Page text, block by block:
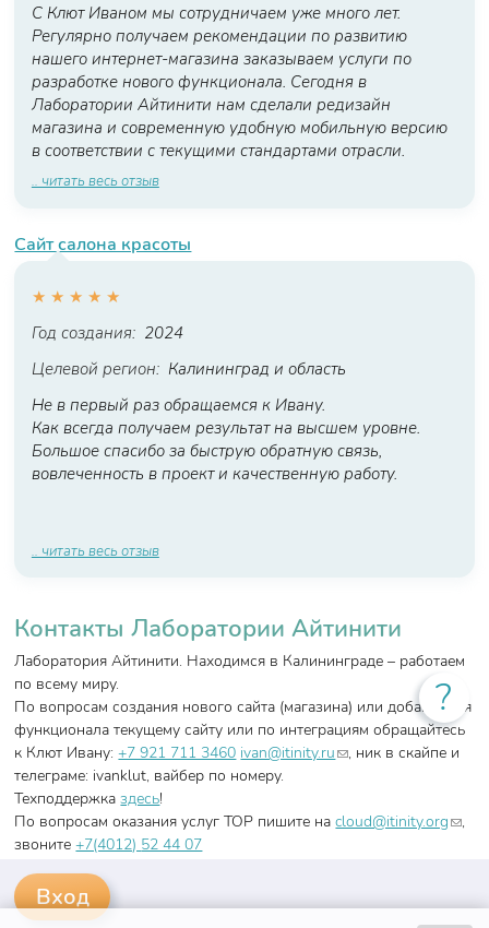
?
С Клют Иваном мы сотрудничаем уже много лет.
Регулярно получаем рекомендации по развитию
нашего интернет-магазина заказываем услуги по
разработке нового функционала. Сегодня в
Лаборатории Айтинити нам сделали редизайн
магазина и современную удобную мобильную версию
в соответствии с текущими стандартами отрасли.
.. читать весь отзыв
Сайт салона красоты
★ ★ ★ ★ ★
Год создания: 2024
Целевой регион: Калининград и область
Не в первый раз обращаемся к Ивану.
Как всегда получаем результат на высшем уровне.
Большое спасибо за быструю обратную связь,
вовлеченность в проект и качественную работу.
.. читать весь отзыв
Контакты Лаборатории Айтинити
Лаборатория Айтинити. Находимся в Калининграде – работаем
по всему миру.
По вопросам создания нового сайта (магазина) или добавления
функционала текущему сайту или по интеграциям обращайтесь
к Клют Ивану:+7 921 711 3460 ivan@itinity.ru(link sends e-mail)
, ник в скайпе и
телеграме: ivanklut, вайбер по номеру.
Техподдержказдесь!
По вопросам оказания услуг ТОР пишите наcloud@itinity.org(link
,
звоните+7(4012) 52 44 07